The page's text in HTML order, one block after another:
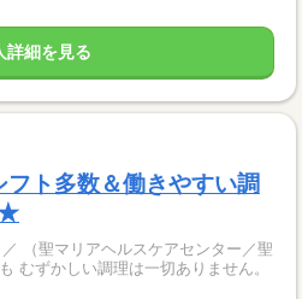
詳細を見る
ト多数＆働きやすい調
★
（聖マリアヘルスケアセンター／聖